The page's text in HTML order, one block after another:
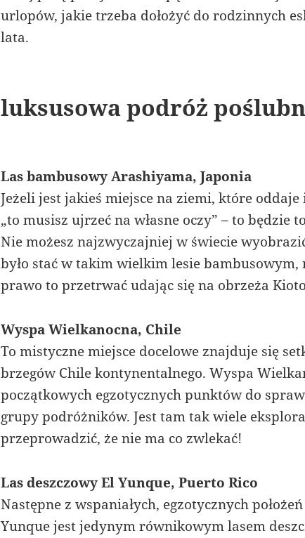
urlopów, jakie trzeba dołożyć do rodzinnych
lata.
luksusowa podróż
Las bambusowy Arashiyama, Japonia
Jeżeli jest jakieś miejsce na ziemi, które
„to musisz ujrzeć na własne oczy” – to będzie
Nie możesz najzwyczajniej w świecie
było stać w takim wielkim lesie
prawo to przetrwać udając się na obrzeża
Wyspa Wielkanocna, Chile
To mistyczne miejsce docelowe znajduje się
brzegów Chile kontynentalnego. Wyspa
początkowych egzotycznych punktów do
grupy podróżników. Jest tam tak wiele
przeprowadzić, że nie ma co zwlekać!
Las deszczowy El Yunque, Puerto Rico
Następne z wspaniałych, egzotycznych
Yunque jest jedynym równikowym lasem